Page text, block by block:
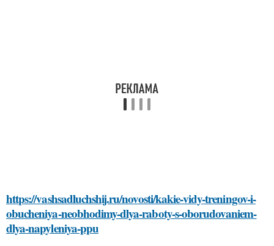
https://vashsadluchshij.ru/novosti/kakie-vidy-treningov-i-
obucheniya-neobhodimy-dlya-raboty-s-oborudovaniem-
dlya-napyleniya-ppu